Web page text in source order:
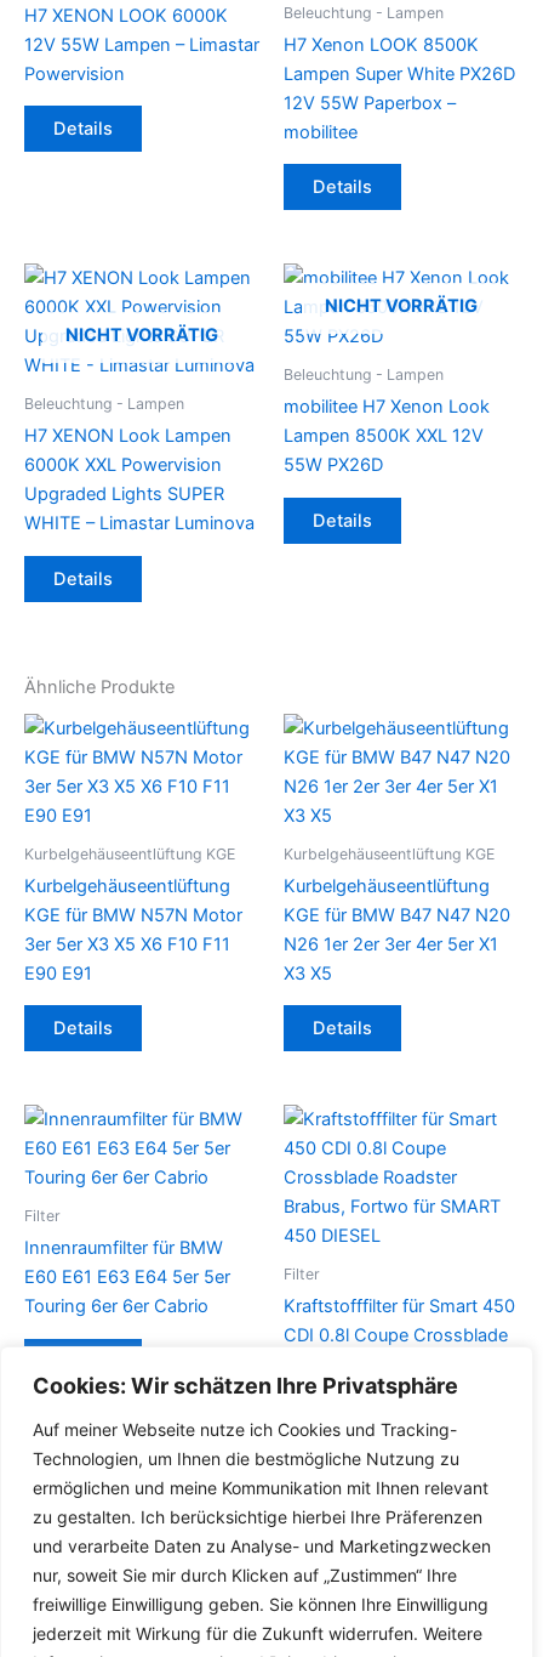
Cookies: Wir schätzen Ihre Privatsphäre
Auf meiner Webseite nutze ich Cookies und Tracking-
Technologien, um Ihnen die bestmögliche Nutzung zu
ermöglichen und meine Kommunikation mit Ihnen relevant
zu gestalten. Ich berücksichtige hierbei Ihre Präferenzen
und verarbeite Daten zu Analyse- und Marketingzwecken
nur, soweit Sie mir durch Klicken auf „Zustimmen“ Ihre
freiwillige Einwilligung geben. Sie können Ihre Einwilligung
jederzeit mit Wirkung für die Zukunft widerrufen. Weitere
H7 XENON LOOK 6000K
12V 55W Lampen – Limastar
Powervision
Details
Beleuchtung - Lampen
H7 Xenon LOOK 8500K
Lampen Super White PX26D
12V 55W Paperbox –
mobilitee
Details
NICHT VORRÄTIG
Beleuchtung - Lampen
H7 XENON Look Lampen
6000K XXL Powervision
Upgraded Lights SUPER
WHITE – Limastar Luminova
Details
NICHT VORRÄTIG
Beleuchtung - Lampen
mobilitee H7 Xenon Look
Lampen 8500K XXL 12V
55W PX26D
Details
Ähnliche Produkte
Kurbelgehäuseentlüftung KGE
Kurbelgehäuseentlüftung
KGE für BMW N57N Motor
3er 5er X3 X5 X6 F10 F11
E90 E91
Details
Kurbelgehäuseentlüftung KGE
Kurbelgehäuseentlüftung
KGE für BMW B47 N47 N20
N26 1er 2er 3er 4er 5er X1
X3 X5
Details
Filter
Innenraumfilter für BMW
E60 E61 E63 E64 5er 5er
Touring 6er 6er Cabrio
Filter
Kraftstofffilter für Smart 450
CDI 0.8l Coupe Crossblade
SMART 450 DIESEL
Details